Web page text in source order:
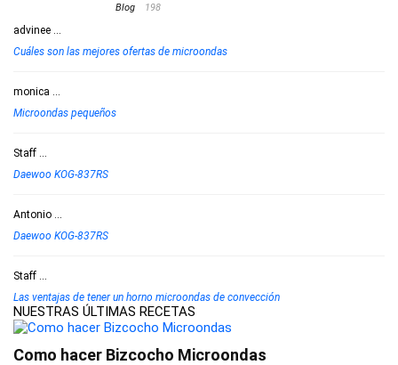
Blog 198
advinee ...
Cuáles son las mejores ofertas de microondas
monica ...
Microondas pequeños
Staff ...
Daewoo KOG-837RS
Antonio ...
Daewoo KOG-837RS
Staff ...
Las ventajas de tener un horno microondas de convección
NUESTRAS ÚLTIMAS RECETAS
Como hacer Bizcocho Microondas